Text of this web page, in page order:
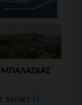
series Η